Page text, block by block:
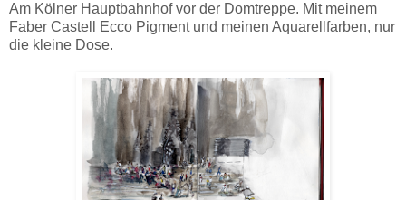
Am Kölner Hauptbahnhof vor der Domtreppe. Mit meinem
Faber Castell Ecco Pigment und meinen Aquarellfarben, nur
die kleine Dose.